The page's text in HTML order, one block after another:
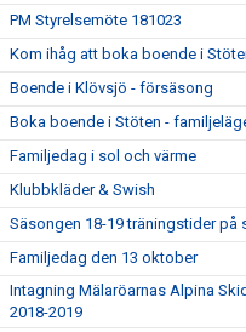
PM Styrelsemöte 181023
Kom ihåg att boka boende i
Boende i Klövsjö - försäsong
Boka boende i Stöten -
Familjedag i sol och värme
Klubbkläder & Swish
Säsongen 18-19 träningstider på
Familjedag den 13 oktober
Intagning Mälaröarnas Alpina
2018-2019